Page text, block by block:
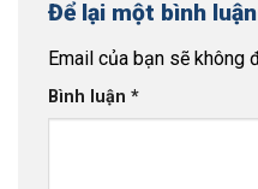
Để lại một bình luận
Email của bạn sẽ không
Bình luận *